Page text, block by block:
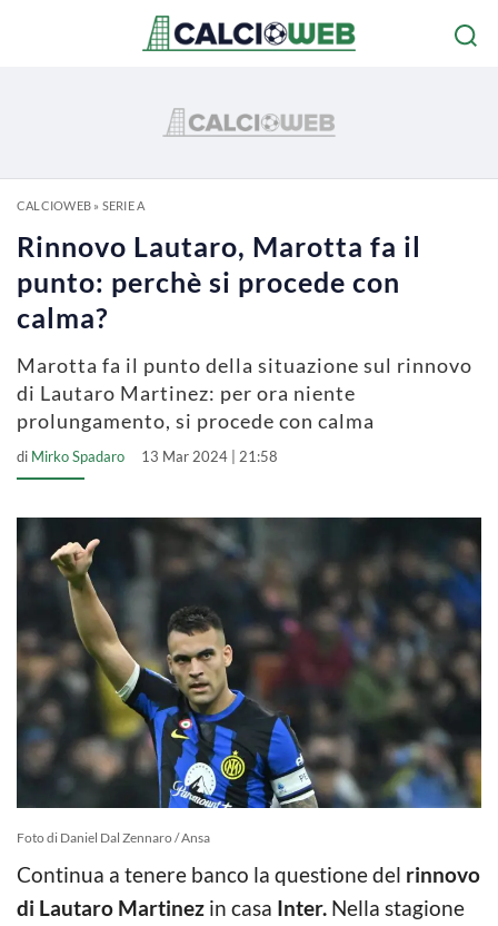
CALCIOWEB» SERIE A
Rinnovo Lautaro, Marotta fa il
punto: perchè si procede con
calma?
Marotta fa il punto della situazione sul rinnovo
di Lautaro Martinez: per ora niente
prolungamento, si procede con calma
di Mirko Spadaro 13 Mar 2024 | 21:58
Foto di Daniel Dal Zennaro / Ansa
Continua a tenere banco la questione del rinnovo
di Lautaro Martinez in casa Inter. Nella stagione